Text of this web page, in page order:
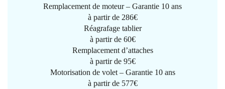
Remplacement de moteur – Garantie 10 ans
à partir de 286€
Réagrafage tablier
à partir de 60€
Remplacement d’attaches
à partir de 95€
Motorisation de volet – Garantie 10 ans
à partir de 577€